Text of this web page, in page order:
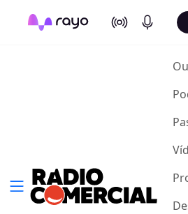
On Air Podcasts